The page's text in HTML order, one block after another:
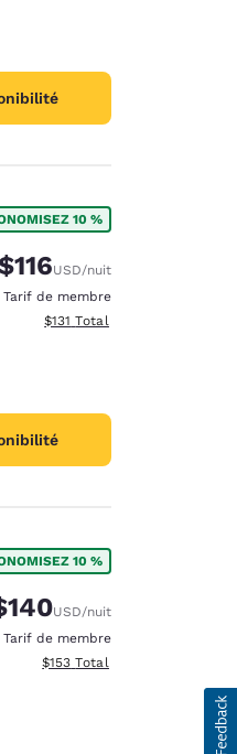
10 %
:
réduit :
USD/nuit
Tarif de membre
Afficher les détails totaux
$131 Total
10 %
:
réduit :
USD/nuit
Tarif de membre
Afficher les détails totaux
$153 Total